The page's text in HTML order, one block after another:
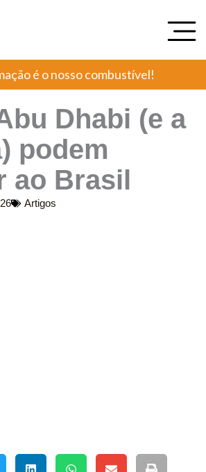
é o nosso combustível!
Dhabi (e a
podem
ao Brasil
Artigos